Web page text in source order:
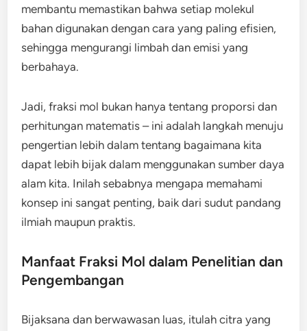
membantu memastikan bahwa setiap molekul
bahan digunakan dengan cara yang paling efisien,
sehingga mengurangi limbah dan emisi yang
berbahaya.
Jadi, fraksi mol bukan hanya tentang proporsi dan
perhitungan matematis – ini adalah langkah menuju
pengertian lebih dalam tentang bagaimana kita
dapat lebih bijak dalam menggunakan sumber daya
alam kita. Inilah sebabnya mengapa memahami
konsep ini sangat penting, baik dari sudut pandang
ilmiah maupun praktis.
Manfaat Fraksi Mol dalam Penelitian dan
Pengembangan
Bijaksana dan berwawasan luas, itulah citra yang